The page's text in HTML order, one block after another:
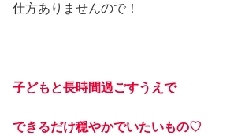
仕方ありませんので！
子どもと長時間過ごすうえで
できるだけ穏やかでいたいもの♡